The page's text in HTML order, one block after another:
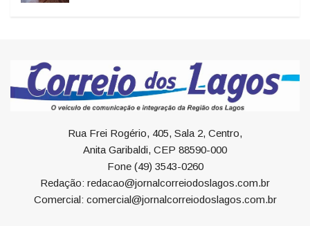
Rua Frei Rogério, 405, Sala 2, Centro,
Anita Garibaldi, CEP 88590-000
Fone (49) 3543-0260
Redação: redacao@jornalcorreiodoslagos.com.br
Comercial: comercial@jornalcorreiodoslagos.com.br